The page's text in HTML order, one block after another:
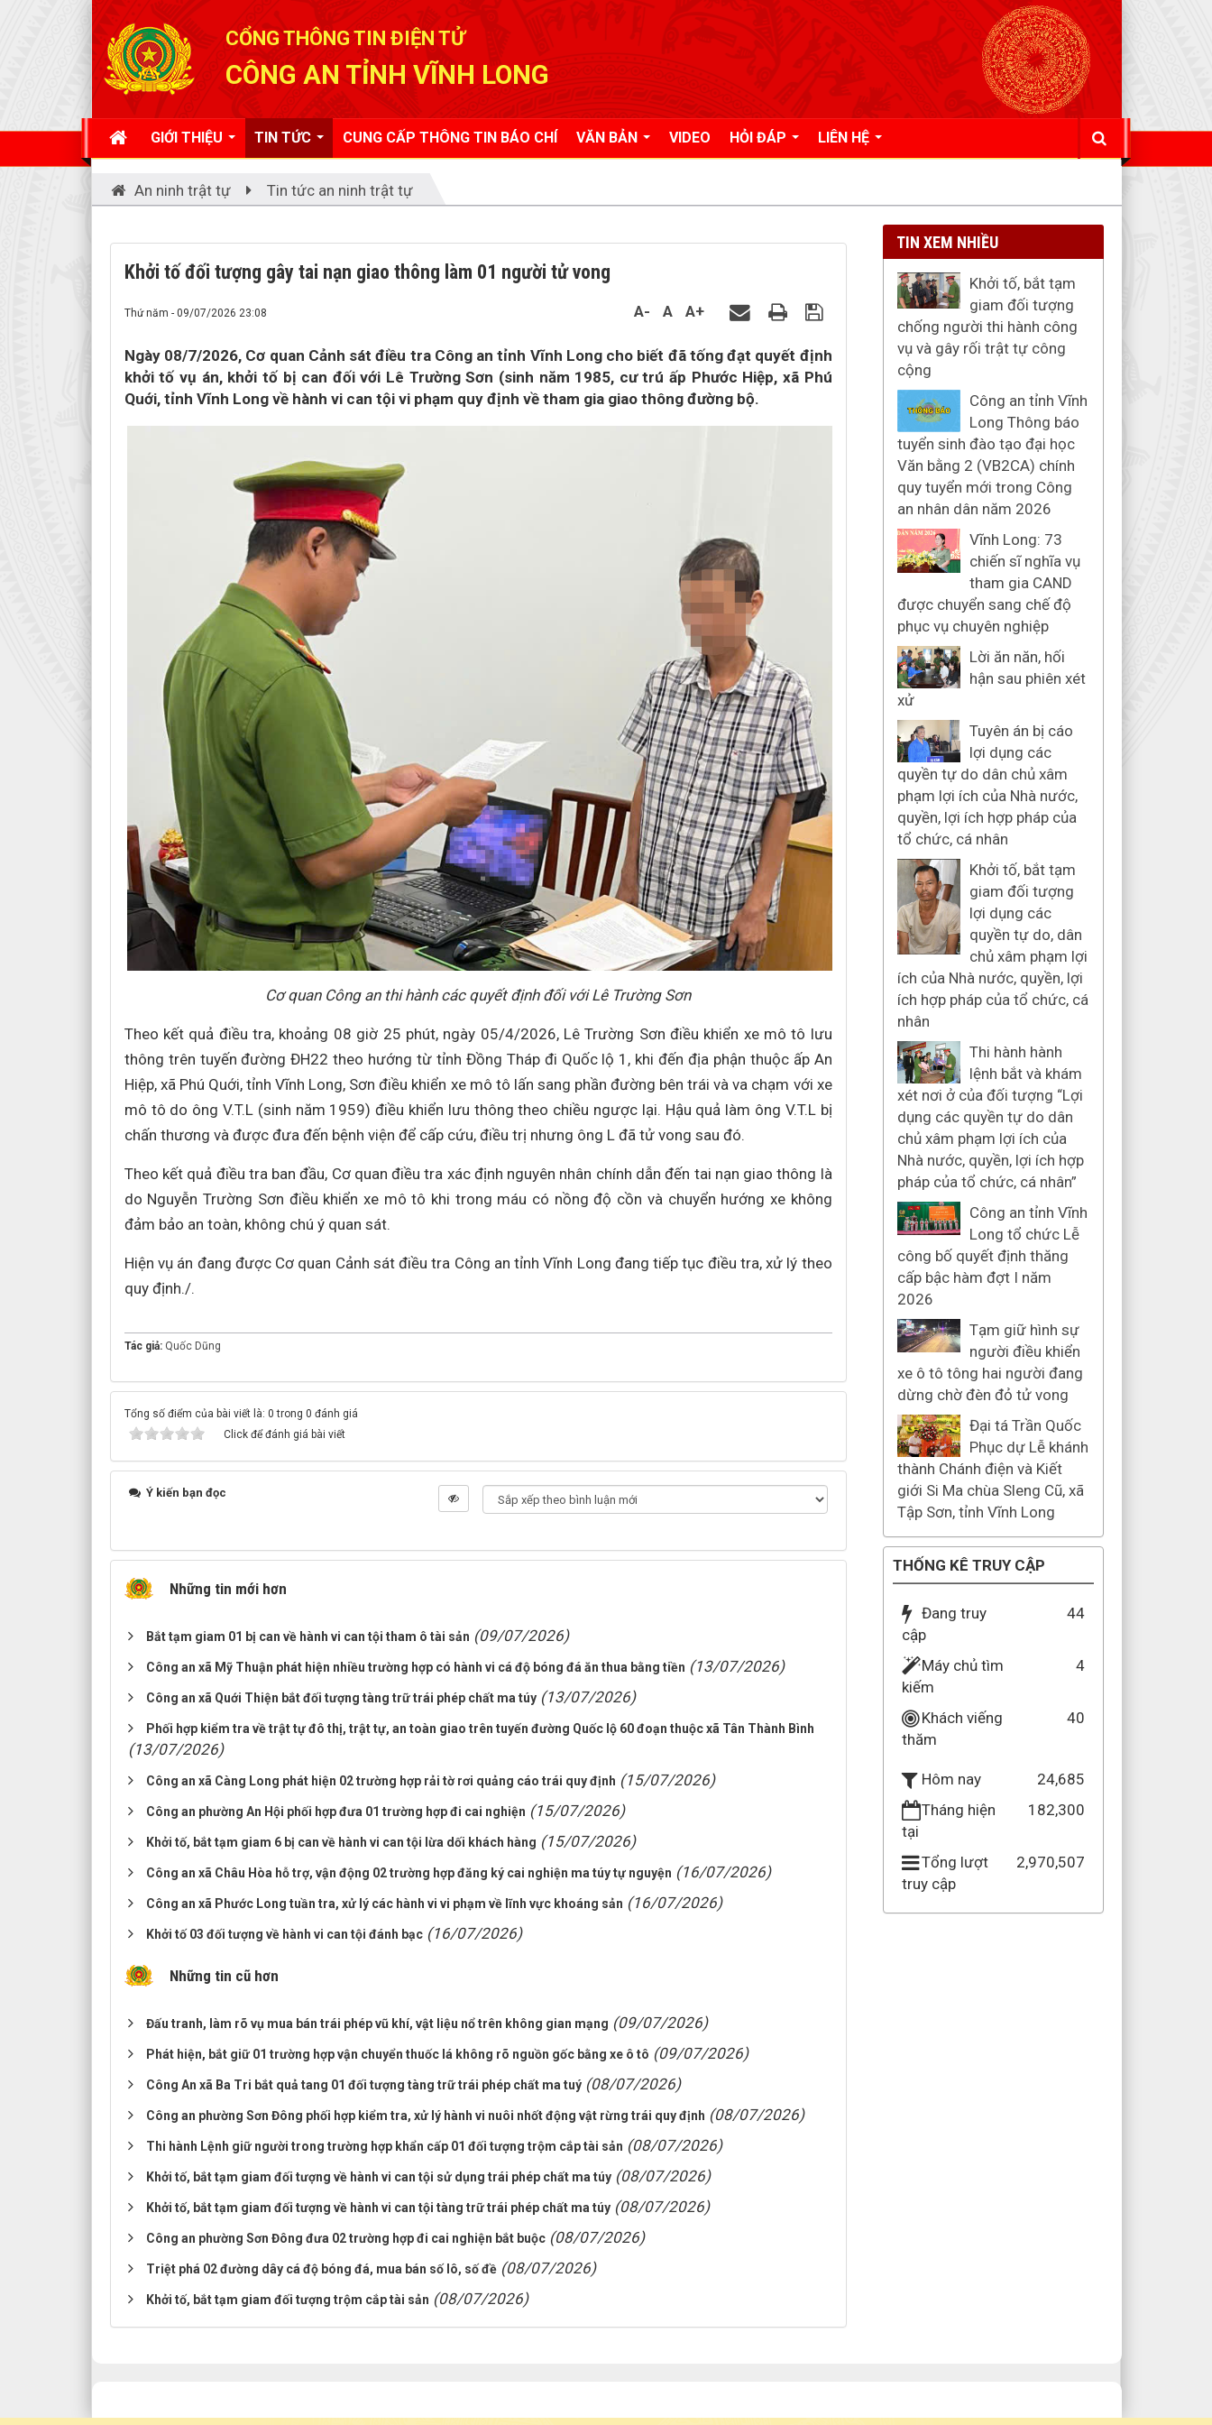
CỔNG THÔNG TIN ĐIỆN TỬ
CÔNG AN TỈNH VĨNH LONG
GIỚI THIỆU TIN TỨC CUNG CẤP THÔNG TIN BÁO CHÍ VĂN BẢN VIDEO HỎI ĐÁP LIÊN HỆ
An ninh trật tự Tin tức an ninh trật tự
Khởi tố đối tượng gây tai nạn giao thông làm 01 người tử vong
Thứ năm - 09/07/2026 23:08 A- A A+
Ngày 08/7/2026, Cơ quan Cảnh sát điều tra Công an tỉnh Vĩnh Long cho biết đã tống đạt quyết định
khởi tố vụ án, khởi tố bị can đối với Lê Trường Sơn (sinh năm 1985, cư trú ấp Phước Hiệp, xã Phú
Quới, tỉnh Vĩnh Long về hành vi can tội vi phạm quy định về tham gia giao thông đường bộ.
Cơ quan Công an thi hành các quyết định đối với Lê Trường Sơn
Theo kết quả điều tra, khoảng 08 giờ 25 phút, ngày 05/4/2026, Lê Trường Sơn điều khiển xe mô tô lưu
thông trên tuyến đường ĐH22 theo hướng từ tỉnh Đồng Tháp đi Quốc lộ 1, khi đến địa phận thuộc ấp An
Hiệp, xã Phú Quới, tỉnh Vĩnh Long, Sơn điều khiển xe mô tô lấn sang phần đường bên trái và va chạm với xe
mô tô do ông V.T.L (sinh năm 1959) điều khiển lưu thông theo chiều ngược lại. Hậu quả làm ông V.T.L bị
chấn thương và được đưa đến bệnh viện để cấp cứu, điều trị nhưng ông L đã tử vong sau đó.
Theo kết quả điều tra ban đầu, Cơ quan điều tra xác định nguyên nhân chính dẫn đến tai nạn giao thông là
do Nguyễn Trường Sơn điều khiển xe mô tô khi trong máu có nồng độ cồn và chuyển hướng xe không
đảm bảo an toàn, không chú ý quan sát.
Hiện vụ án đang được Cơ quan Cảnh sát điều tra Công an tỉnh Vĩnh Long đang tiếp tục điều tra, xử lý theo
quy định./.
Tác giả: Quốc Dũng
Tổng số điểm của bài viết là: 0 trong 0 đánh giá
Click để đánh giá bài viết
Ý kiến bạn đọc
Những tin mới hơn
Bắt tạm giam 01 bị can về hành vi can tội tham ô tài sản (09/07/2026)
Công an xã Mỹ Thuận phát hiện nhiều trường hợp có hành vi cá độ bóng đá ăn thua bằng tiền (13/07/2026)
Công an xã Quới Thiện bắt đối tượng tàng trữ trái phép chất ma túy (13/07/2026)
Phối hợp kiểm tra về trật tự đô thị, trật tự, an toàn giao trên tuyến đường Quốc lộ 60 đoạn thuộc xã Tân Thành Bình
(13/07/2026)
Công an xã Càng Long phát hiện 02 trường hợp rải tờ rơi quảng cáo trái quy định (15/07/2026)
Công an phường An Hội phối hợp đưa 01 trường hợp đi cai nghiện (15/07/2026)
Khởi tố, bắt tạm giam 6 bị can về hành vi can tội lừa dối khách hàng (15/07/2026)
Công an xã Châu Hòa hỗ trợ, vận động 02 trường hợp đăng ký cai nghiện ma túy tự nguyện (16/07/2026)
Công an xã Phước Long tuần tra, xử lý các hành vi vi phạm về lĩnh vực khoáng sản (16/07/2026)
Khởi tố 03 đối tượng về hành vi can tội đánh bạc (16/07/2026)
Những tin cũ hơn
Đấu tranh, làm rõ vụ mua bán trái phép vũ khí, vật liệu nổ trên không gian mạng (09/07/2026)
Phát hiện, bắt giữ 01 trường hợp vận chuyển thuốc lá không rõ nguồn gốc bằng xe ô tô (09/07/2026)
Công An xã Ba Tri bắt quả tang 01 đối tượng tàng trữ trái phép chất ma tuý (08/07/2026)
Công an phường Sơn Đông phối hợp kiểm tra, xử lý hành vi nuôi nhốt động vật rừng trái quy định (08/07/2026)
Thi hành Lệnh giữ người trong trường hợp khẩn cấp 01 đối tượng trộm cắp tài sản (08/07/2026)
Khởi tố, bắt tạm giam đối tượng về hành vi can tội sử dụng trái phép chất ma túy (08/07/2026)
Khởi tố, bắt tạm giam đối tượng về hành vi can tội tàng trữ trái phép chất ma túy (08/07/2026)
Công an phường Sơn Đông đưa 02 trường hợp đi cai nghiện bắt buộc (08/07/2026)
Triệt phá 02 đường dây cá độ bóng đá, mua bán số lô, số đề (08/07/2026)
Khởi tố, bắt tạm giam đối tượng trộm cắp tài sản (08/07/2026)
TIN XEM NHIỀU
Khởi tố, bắt tạm
giam đối tượng
chống người thi hành công
vụ và gây rối trật tự công
cộng
Công an tỉnh Vĩnh
Long Thông báo
tuyển sinh đào tạo đại học
Văn bằng 2 (VB2CA) chính
quy tuyển mới trong Công
an nhân dân năm 2026
Vĩnh Long: 73
chiến sĩ nghĩa vụ
tham gia CAND
được chuyển sang chế độ
phục vụ chuyên nghiệp
Lời ăn năn, hối
hận sau phiên xét
xử
Tuyên án bị cáo
lợi dụng các
quyền tự do dân chủ xâm
phạm lợi ích của Nhà nước,
quyền, lợi ích hợp pháp của
tổ chức, cá nhân
Khởi tố, bắt tạm
giam đối tượng
lợi dụng các
quyền tự do, dân
chủ xâm phạm lợi
ích của Nhà nước, quyền, lợi
ích hợp pháp của tổ chức, cá
nhân
Thi hành hành
lệnh bắt và khám
xét nơi ở của đối tượng “Lợi
dụng các quyền tự do dân
chủ xâm phạm lợi ích của
Nhà nước, quyền, lợi ích hợp
pháp của tổ chức, cá nhân”
Công an tỉnh Vĩnh
Long tổ chức Lễ
công bố quyết định thăng
cấp bậc hàm đợt I năm
2026
Tạm giữ hình sự
người điều khiển
xe ô tô tông hai người đang
dừng chờ đèn đỏ tử vong
Đại tá Trần Quốc
Phục dự Lễ khánh
thành Chánh điện và Kiết
giới Si Ma chùa Sleng Cũ, xã
Tập Sơn, tỉnh Vĩnh Long
THỐNG KÊ TRUY CẬP
Đang truy
cập
44
Máy chủ tìm
kiếm
4
Khách viếng
thăm
40
Hôm nay
24,685
Tháng hiện
tại
182,300
Tổng lượt
truy cập
2,970,507